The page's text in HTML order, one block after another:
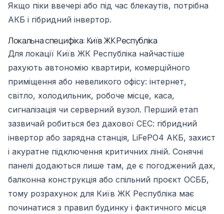
Якщо піки ввечері або під час блекаутів, потрібна
АКБ і гібридний інвертор.
Локальна специфіка: Київ ЖК Республіка
Для локації Київ ЖК Республіка найчастіше
рахують автономію квартири, комерційного
приміщення або невеликого офісу: інтернет,
світло, холодильник, робоче місце, каса,
сигналізація чи серверний вузол. Перший етап
зазвичай робиться без дахової СЕС: гібридний
інвертор або зарядна станція, LiFePO4 АКБ, захист
і акуратне підключення критичних ліній. Сонячні
панелі додаються лише там, де є погоджений дах,
балконна конструкція або спільний проєкт ОСББ,
тому розрахунок для Київ ЖК Республіка має
починатися з правил будинку і фактичного місця